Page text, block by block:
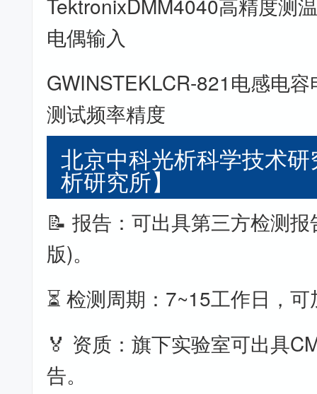
TektronixDMM4040高精度测
电偶输入
GWINSTEKLCR-821电感电
测试频率精度
北京中科光析科学技术
析研究所】
📝 报告：可出具第三方检测
版)。
⏳ 检测周期：7~15工作日，
🏅 资质：旗下实验室可出具
告。